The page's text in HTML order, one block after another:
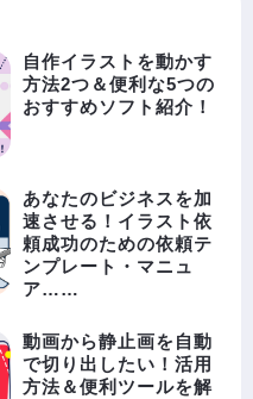
自作イラストを動かす
方法2つ＆便利な5つの
おすすめソフト紹介！
あなたのビジネスを加
速させる！イラスト依
頼成功のための依頼テ
ンプレート・マニュ
ア……
動画から静止画を自動
で切り出したい！活用
方法＆便利ツールを解